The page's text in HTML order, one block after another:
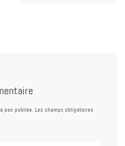
pas publiée. Les champs obligatoires